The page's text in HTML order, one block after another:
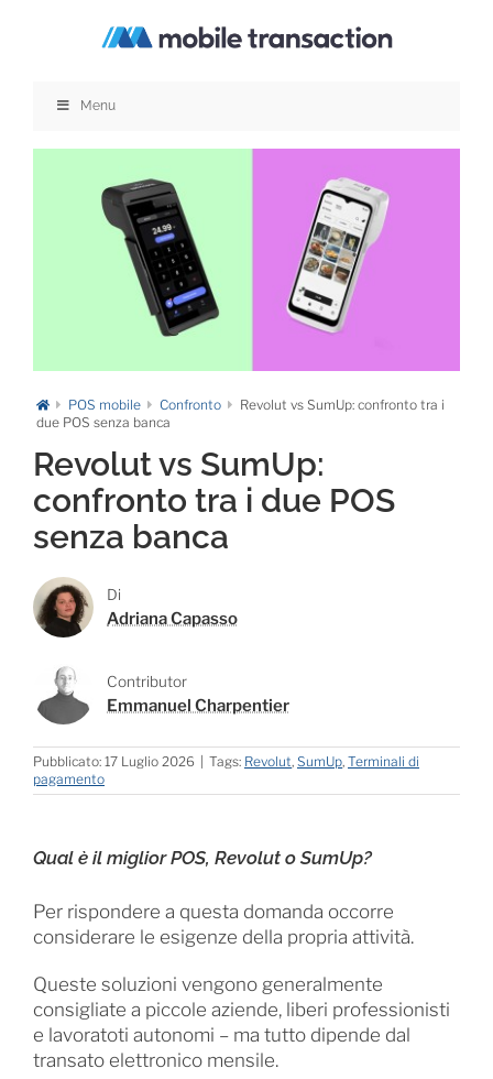
Menu
POS mobile Confronto
Revolut vs SumUp: confronto tra i
due POS senza banca
Revolut vs SumUp:
confronto tra i due POS
senza banca
Di
Adriana Capasso
Contributor
Emmanuel Charpentier
Pubblicato: 17 Luglio 2026 Tags: Revolut, SumUp, Terminali di
pagamento
Qual è il miglior POS, Revolut o SumUp?
Per rispondere a questa domanda occorre
considerare le esigenze della propria attività.
Queste soluzioni vengono generalmente
consigliate a piccole aziende, liberi professionisti
e lavoratoti autonomi – ma tutto dipende dal
transato elettronico mensile.